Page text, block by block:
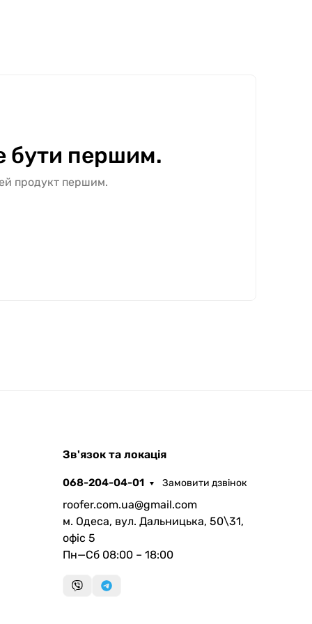
бути першим.
продукт першим.
Зв'язок та локація
068-204-04-01 Замовити дзвінок
roofer.com.ua@gmail.com
м. Одеса, вул. Дальницька, 50\31,
офіс 5
Пн—Сб 08:00 – 18:00
ROOFER
AI помічник